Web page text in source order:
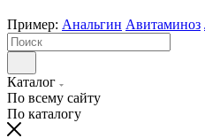
Пример: Анальгин Авитаминоз
Каталог
По всему сайту
По каталогу